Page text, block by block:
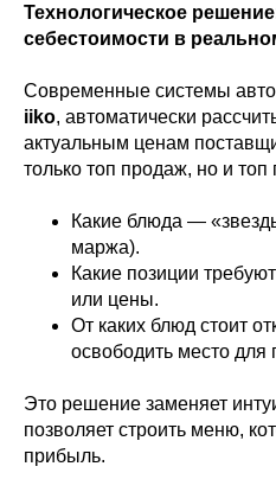
Технологическое
себестоимости в
Современные системы
iiko, автоматически
актуальным ценам
только топ продаж, но и
Какие блюда —
маржа).
Какие позиции
или цены.
От каких блюд стоит
освободить место для
Это решение заменяет
позволяет строить меню,
прибыль.